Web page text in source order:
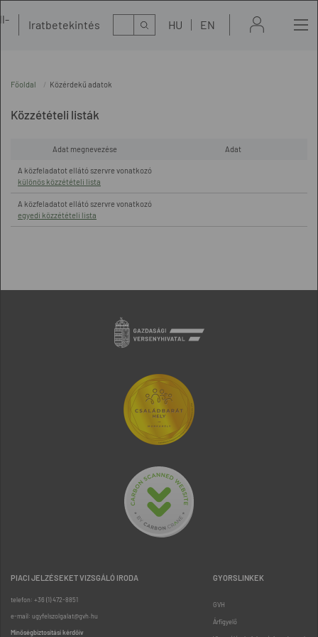
Iratbetekintés Kereső HU EN
Főoldal Közérdekű adatok
Közzétételi listák
Adat megnevezése Adat
A közfeladatot ellátó szervre vonatkozó
különös közzétételi lista
A közfeladatot ellátó szervre vonatkozó
egyedi közzétételi lista
PIACI JELZÉSEKET VIZSGÁLÓ IRODA
telefon: +36 (1) 472-8851
e-mail: ugyfelszolgalat@gvh.hu
Minőségbiztosítási kérdőív
GYORSLINKEK
GVH
Árfigyelő